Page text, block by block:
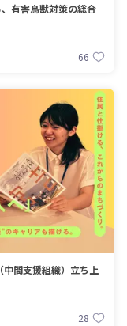
有害鳥獣対策の総合
66
中間支援組織）立ち上
28